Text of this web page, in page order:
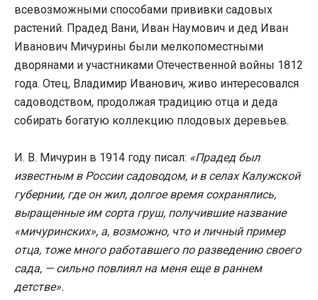
всевозможными способами прививки садовых
растений. Прадед Вани, Иван Наумович и дед Иван
Иванович Мичурины были мелкопоместными
дворянами и участниками Отечественной войны 1812
года. Отец, Владимир Иванович, живо интересовался
садоводством, продолжая традицию отца и деда
собирать богатую коллекцию плодовых деревьев.
И. В. Мичурин в 1914 году писал: «Прадед был
известным в России садоводом, и в селах Калужской
губернии, где он жил, долгое время сохранялись,
выращенные им сорта груш, получившие название
«мичуринских», а, возможно, что и личный пример
отца, тоже много работавшего по разведению своего
сада, — сильно повлиял на меня еще в раннем
детстве».